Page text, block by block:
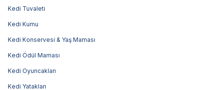
Kedi Tuvaleti
Kedi Kumu
Kedi Konservesi & Yaş Maması
Kedi Ödül Maması
Kedi Oyuncakları
Kedi Yatakları